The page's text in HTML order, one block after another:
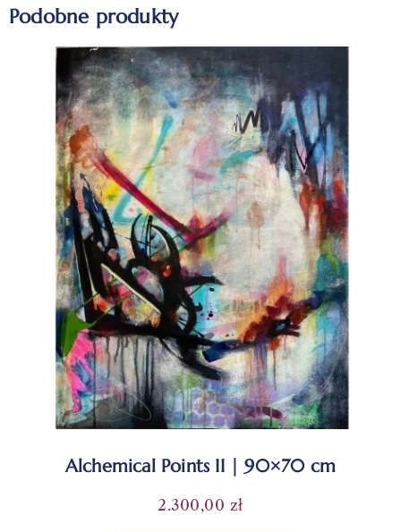
Podobne produkty
Alchemical Points II | 90×70 cm
2.300,00 zł